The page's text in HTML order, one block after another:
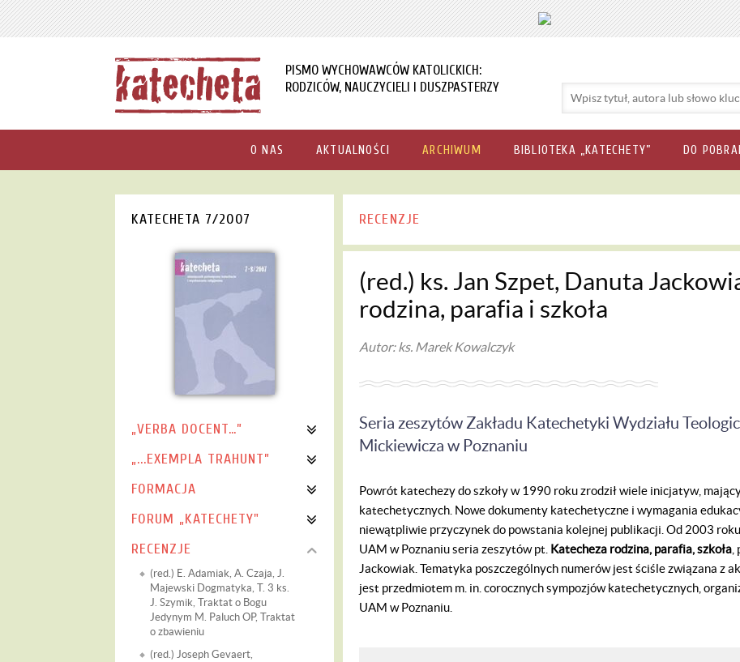
PISMO WYCHOWAWCÓW KATOLICKICH:
RODZICÓW, NAUCZYCIELI I DUSZPASTERZY
O NAS AKTUALNOŚCI ARCHIWUM BIBLIOTEKA „KATECHETY” DO
KATECHETA 7/2007
„VERBA DOCENT…”
„...EXEMPLA TRAHUNT”
FORMACJA
FORUM „KATECHETY"
RECENZJE
(red.) E. Adamiak, A. Czaja, J.
Majewski Dogmatyka, T. 3 ks.
J. Szymik, Traktat o Bogu
Jedynym M. Paluch OP, Traktat
o zbawieniu
(red.) Joseph Gevaert,
RECENZJE
(red.) ks. Jan Szpet, Danuta
rodzina, parafia i szkoła
Autor: ks. Marek Kowalczyk
Seria zeszytów Zakładu Katechetyki Wydziału
Mickiewicza w Poznaniu
Powrót katechezy do szkoły w 1990 roku zrodził wiele inicjatyw,
katechetycznych. Nowe dokumenty katechetyczne i wymagania
niewątpliwie przyczynek do powstania kolejnej publikacji. Od 2003
UAM w Poznaniu seria zeszytów pt. Katecheza rodzina, parafia, szkoła,
Jackowiak. Tematyka poszczególnych numerów jest ściśle związana z
jest przedmiotem m. in. corocznych sympozjów katechetycznych,
UAM w Poznaniu.